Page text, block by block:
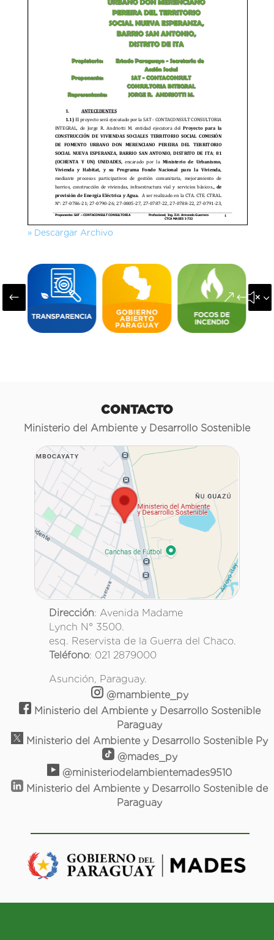
» Descargar Archivo
#
CONTACTO
Ministerio del Ambiente y Desarrollo Sostenible
Dirección: Avenida Madame
Lynch N° 3500.
esq. Reservista de la Guerra del Chaco.
Teléfono: 021 2879000
Asunción, Paraguay.
@mambiente_py
Ministerio del Ambiente y Desarrollo Sostenible
Paraguay
Ministerio del Ambiente y Desarrollo Sostenible Py
@mades_py
@ministeriodelambientemades9510
Ministerio del Ambiente y Desarrollo Sostenible de
Paraguay